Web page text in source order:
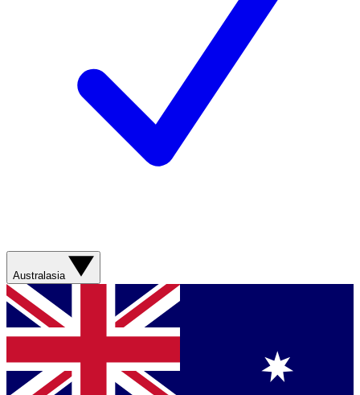
Australasia